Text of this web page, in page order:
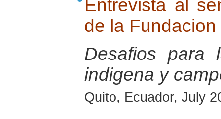
Entrevista al
de la
Desafios para
indigena y
Quito, Ecuador, July